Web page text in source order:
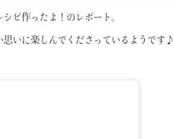
ピ作ったよ！のレポート。
いに楽しんでくださっているようです♪